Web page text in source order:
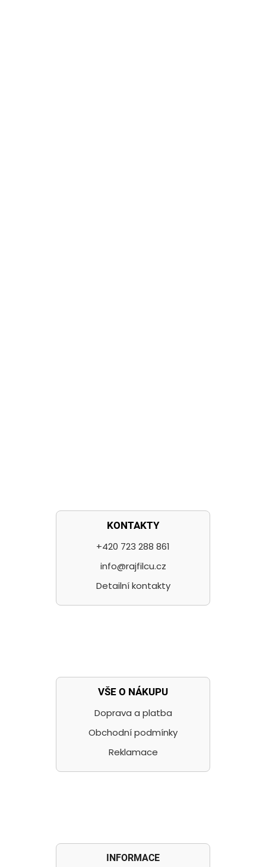
KONTAKTY
+420 723 288 861
info@rajfilcu.cz
Detailní kontakty
VŠE O NÁKUPU
Doprava a platba
Obchodní podmínky
Reklamace
INFORMACE